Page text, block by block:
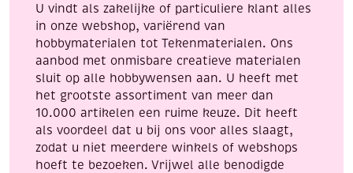
U vindt als zakelijke of particuliere klant alles
in onze webshop, variërend van
hobbymaterialen tot Tekenmaterialen. Ons
aanbod met onmisbare creatieve materialen
sluit op alle hobbywensen aan. U heeft met
het grootste assortiment van meer dan
10.000 artikelen een ruime keuze. Dit heeft
als voordeel dat u bij ons voor alles slaagt,
zodat u niet meerdere winkels of webshops
hoeft te bezoeken. Vrijwel alle benodigde